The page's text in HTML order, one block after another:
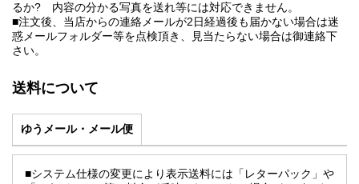
るか? 内容の分かる写真を送れ等には対応できません。
■注文後、当店からの連絡メールが2日経過後も届かない場合は迷
惑メールフォルダー等を点検頂き、見当たらない場合は御連絡下
さい。
送料について
ゆうメール・メール便
■システム仕様の変更により表示送料には「レターパック」や